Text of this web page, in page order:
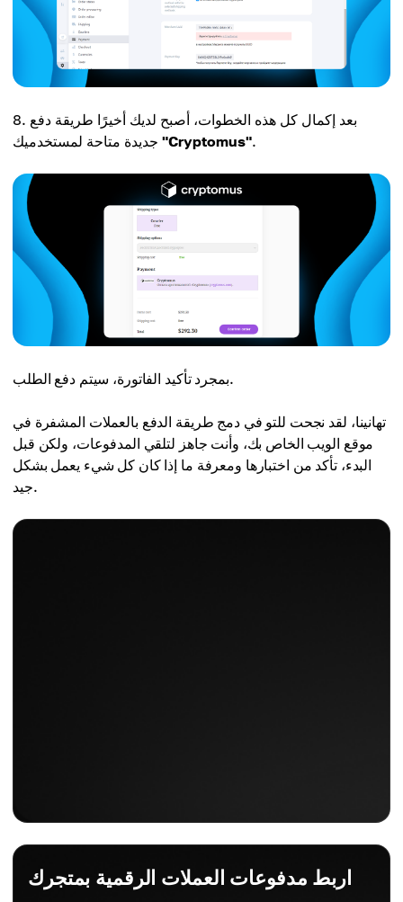
بعد إكمال كل هذه الخطوات، أصبح لديك أخيرًا طريقة دفع
"Cryptomus".
بمجرد تأكيد الفاتورة، سيتم دفع الطلب.
تهانينا، لقد نجحت للتو في دمج طريقة الدفع بالعملات المشفرة في
موقع الويب الخاص بك، وأنت جاهز لتلقي المدفوعات، ولكن قبل
البدء، تأكد من اختبارها ومعرفة ما إذا كان كل شيء يعمل بشكل
جيد.
اربط مدفوعات العملات الرقمية بمتجرك